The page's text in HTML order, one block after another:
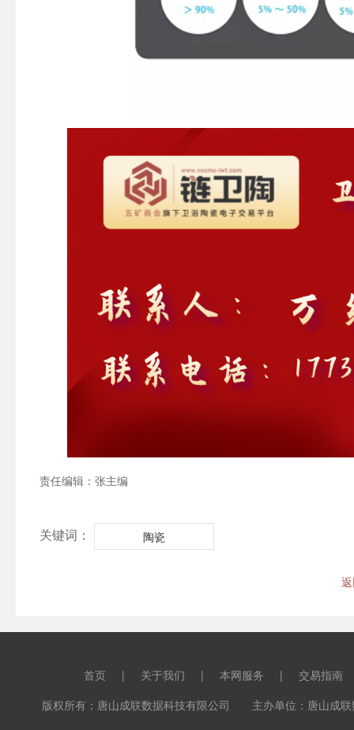
责任编辑：张主编
关键词： 陶瓷
首页 | 关于我们 | 本网服务 |
交易指南
版权所有：唐山成联数据科技有限公司 主办单位：唐山成